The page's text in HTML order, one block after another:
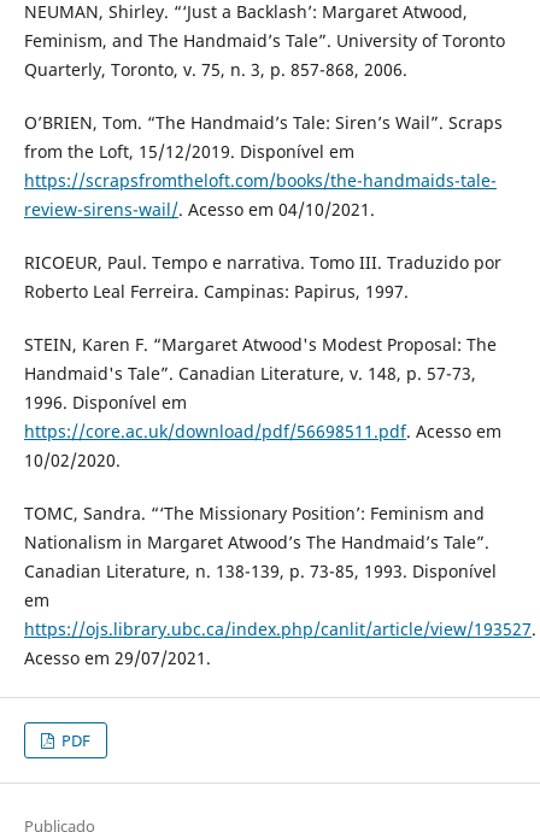
NEUMAN, Shirley. “‘Just a Backlash’: Margaret Atwood,
Feminism, and The Handmaid’s Tale”. University of Toronto
Quarterly, Toronto, v. 75, n. 3, p. 857-868, 2006.
O’BRIEN, Tom. “The Handmaid’s Tale: Siren’s Wail”. Scraps
from the Loft, 15/12/2019. Disponível em
https://scrapsfromtheloft.com/books/the-handmaids-tale-
review-sirens-wail/. Acesso em 04/10/2021.
RICOEUR, Paul. Tempo e narrativa. Tomo III. Traduzido por
Roberto Leal Ferreira. Campinas: Papirus, 1997.
STEIN, Karen F. “Margaret Atwood's Modest Proposal: The
Handmaid's Tale”. Canadian Literature, v. 148, p. 57-73,
1996. Disponível em
https://core.ac.uk/download/pdf/56698511.pdf. Acesso em
10/02/2020.
TOMC, Sandra. “‘The Missionary Position’: Feminism and
Nationalism in Margaret Atwood’s The Handmaid’s Tale”.
Canadian Literature, n. 138-139, p. 73-85, 1993. Disponível
em
https://ojs.library.ubc.ca/index.php/canlit/article/view/193527.
Acesso em 29/07/2021.
PDF
Publicado